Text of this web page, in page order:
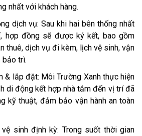
nhất với khách hàng.
dịch vụ: Sau khi hai bên thống nhất
hợp đồng sẽ được ký kết, bao gồm
thuê, dịch vụ đi kèm, lịch vệ sinh, vận
bảo trì.
& lắp đặt: Môi Trường Xanh thực hiện
di động kết hợp nhà tắm đến vị trí đã
kỹ thuật, đảm bảo vận hành an toàn
sinh định kỳ: Trong suốt thời gian